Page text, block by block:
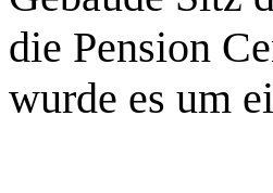
die Pension
wurde es um